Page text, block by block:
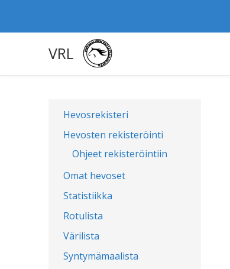
VRL
Hevosrekisteri
Hevosten rekisteröinti
Ohjeet rekisteröintiin
Omat hevoset
Statistiikka
Rotulista
Värilista
Syntymämaalista